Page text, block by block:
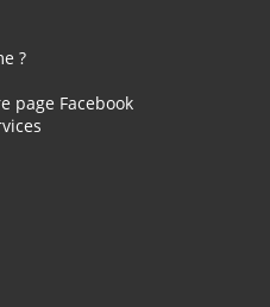
?
page Facebook